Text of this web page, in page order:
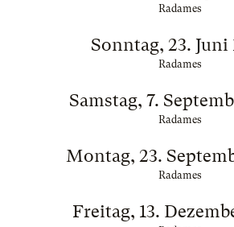
Radames
Sonntag, 23. Juni
Radames
Samstag, 7.
Radames
Montag, 23.
Radames
Freitag, 13.